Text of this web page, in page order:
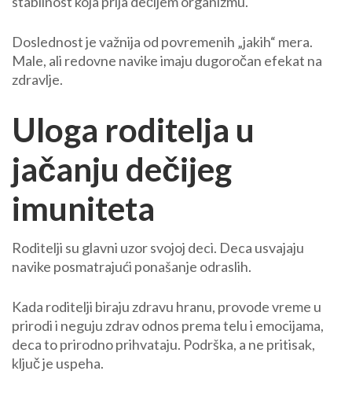
Doslednost je važnija od povremenih „jakih“ mera.
Male, ali redovne navike imaju dugoročan efekat na
zdravlje.
Uloga roditelja u
jačanju dečijeg
imuniteta
Roditelji su glavni uzor svojoj deci. Deca usvajaju
navike posmatrajući ponašanje odraslih.
Kada roditelji biraju zdravu hranu, provode vreme u
prirodi i neguju zdrav odnos prema telu i emocijama,
deca to prirodno prihvataju. Podrška, a ne pritisak,
ključ je uspeha.